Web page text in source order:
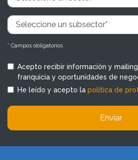
* Campos obligatorios
Acepto recibir información y
franquicia y oportunidades de
He leído y acepto la política de
Enviar